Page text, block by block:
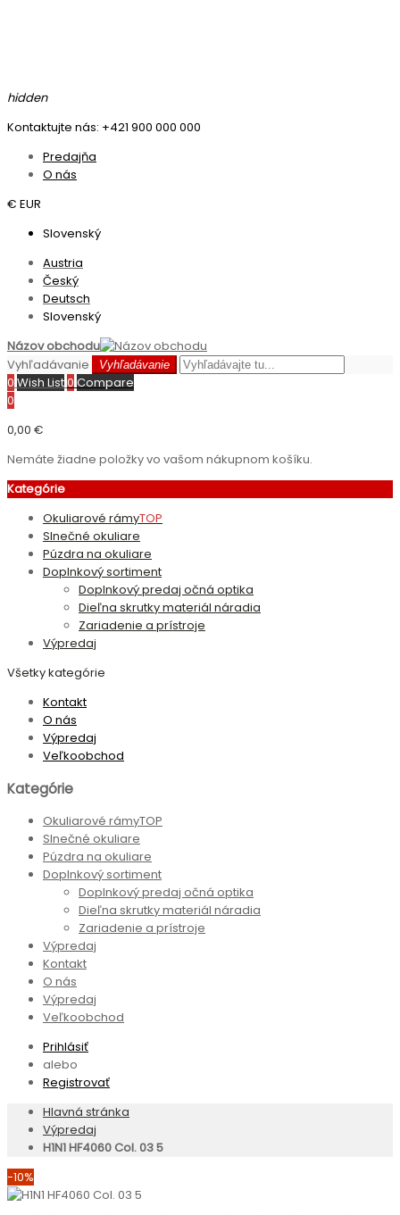
hidden
Kontaktujte nás: +421 900 000 000
Predajňa
O nás
€ EUR
Slovenský
Austria
Český
Deutsch
Slovenský
Názov obchodu
Vyhľadávanie
Vyhľadávanie
0 Wish List0 Compare
0
0,00 €
Nemáte žiadne položky vo vašom nákupnom košíku.
Kategórie
Okuliarové rámyTOP
Slnečné okuliare
Púzdra na okuliare
Doplnkový sortiment
Doplnkový predaj očná optika
Dieľna skrutky materiál náradia
Zariadenie a prístroje
Výpredaj
Všetky kategórie
Kontakt
O nás
Výpredaj
Veľkoobchod
Kategórie
Okuliarové rámyTOP
Slnečné okuliare
Púzdra na okuliare
Doplnkový sortiment
Doplnkový predaj očná optika
Dieľna skrutky materiál náradia
Zariadenie a prístroje
Výpredaj
Kontakt
O nás
Výpredaj
Veľkoobchod
Prihlásiť
alebo
Registrovať
Hlavná stránka
Výpredaj
H1N1 HF4060 Col. 03 5
-10%